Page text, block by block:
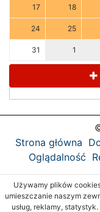
17 18
24 25
31 1
Strona główna
Oglądalność
Używamy plików
umieszczanie naszym
usług, reklamy,